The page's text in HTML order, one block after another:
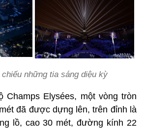
chiếu những tia sáng diệu kỳ
Champs Elysées, một vòng tròn
đã được dựng lên, trên đỉnh là
lồ, cao 30 mét, đường kính 22